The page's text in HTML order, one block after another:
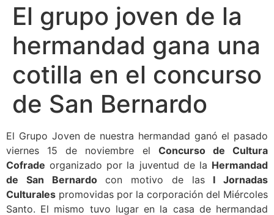
El grupo joven de la
hermandad gana una
cotilla en el concurso
de San Bernardo
El Grupo Joven de nuestra hermandad ganó el pasado
viernes 15 de noviembre el Concurso de Cultura
Cofrade organizado por la juventud de la Hermandad
de San Bernardocon motivo de las I Jornadas
Culturales promovidas por la corporación del Miércoles
Santo. El mismo tuvo lugar en la casa de hermandad